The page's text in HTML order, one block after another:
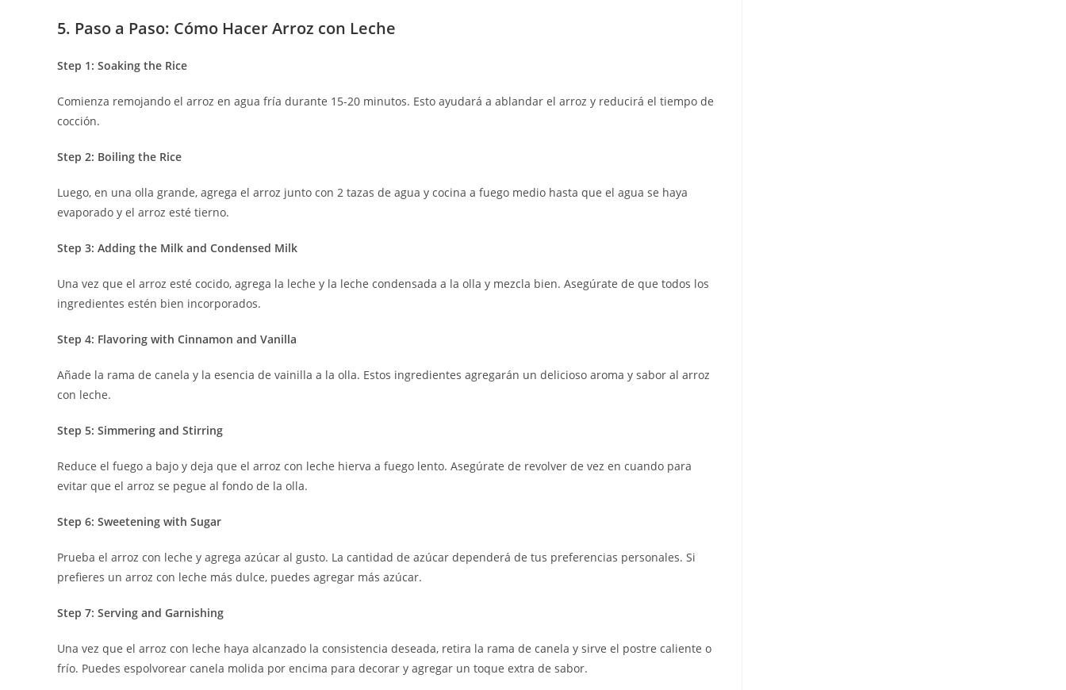
5. Paso a Paso: Cómo Hacer Arroz con Leche
Step 1: Soaking the Rice
Comienza remojando el arroz en agua fría durante 15-20 minutos. Esto ayudará a ablandar el arroz y reducirá el tiempo de
cocción.
Step 2: Boiling the Rice
Luego, en una olla grande, agrega el arroz junto con 2 tazas de agua y cocina a fuego medio hasta que el agua se haya
evaporado y el arroz esté tierno.
Step 3: Adding the Milk and Condensed Milk
Una vez que el arroz esté cocido, agrega la leche y la leche condensada a la olla y mezcla bien. Asegúrate de que todos los
ingredientes estén bien incorporados.
Step 4: Flavoring with Cinnamon and Vanilla
Añade la rama de canela y la esencia de vainilla a la olla. Estos ingredientes agregarán un delicioso aroma y sabor al arroz
con leche.
Step 5: Simmering and Stirring
Reduce el fuego a bajo y deja que el arroz con leche hierva a fuego lento. Asegúrate de revolver de vez en cuando para
evitar que el arroz se pegue al fondo de la olla.
Step 6: Sweetening with Sugar
Prueba el arroz con leche y agrega azúcar al gusto. La cantidad de azúcar dependerá de tus preferencias personales. Si
prefieres un arroz con leche más dulce, puedes agregar más azúcar.
Step 7: Serving and Garnishing
Una vez que el arroz con leche haya alcanzado la consistencia deseada, retira la rama de canela y sirve el postre caliente o
frío. Puedes espolvorear canela molida por encima para decorar y agregar un toque extra de sabor.